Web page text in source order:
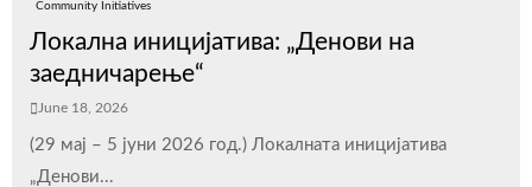
Community Initiatives
Локална иницијатива: „Денови на
заедничарење“
June 18, 2026
(29 мај – 5 јуни 2026 год.) Локалната иницијатива
„Денови...